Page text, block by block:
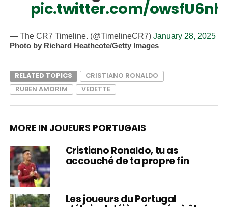
pic.twitter.com/
— The CR7 Timeline. (@TimelineCR7) January 28, 2025
Photo by Richard Heathcote/Getty Images
RELATED TOPICS
CRISTIANO RONALDO
RUBEN AMORIM
VEDETTE
MORE IN JOUEURS PORTUGAIS
Cristiano Ronaldo, tu as
accouché de ta propre fin
Les joueurs du Portugal